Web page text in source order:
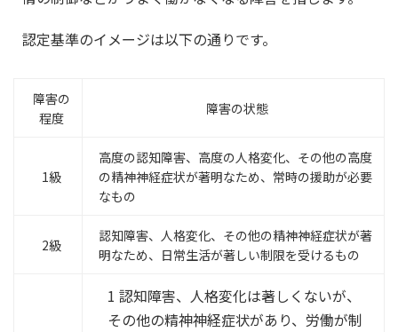
認定基準のイメージは以下の通りです。
障害の
程度
障害の状態
1級
高度の認知障害、高度の人格変化、その他の高度
の精神神経症状が著明なため、常時の援助が必要
なもの
2級
認知障害、人格変化、その他の精神神経症状が著
明なため、日常生活が著しい制限を受けるもの
1 認知障害、人格変化は著しくないが、
その他の精神神経症状があり、労働が制